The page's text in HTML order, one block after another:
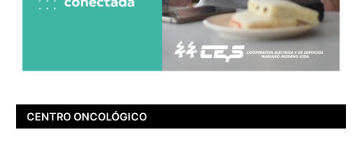
CENTRO ONCOLÓGICO